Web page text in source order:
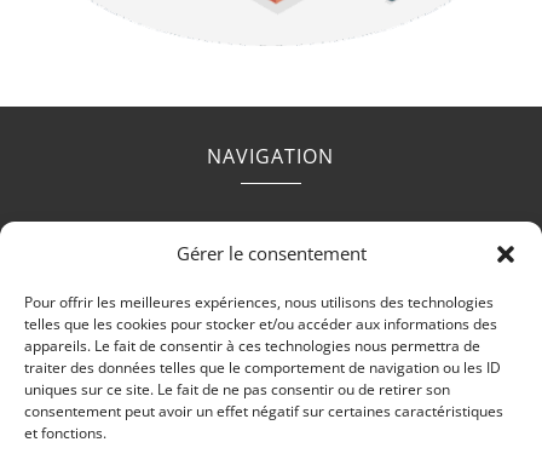
Gérer le consentement
Pour offrir les meilleures expériences, nous utilisons des technologies
telles que les cookies pour stocker et/ou accéder aux informations des
appareils. Le fait de consentir à ces technologies nous permettra de
traiter des données telles que le comportement de navigation ou les ID
uniques sur ce site. Le fait de ne pas consentir ou de retirer son
consentement peut avoir un effet négatif sur certaines caractéristiques
et fonctions.
NAVIGATION
Accueil Contact Mentions légales
Secteurs
Plan du site
RÉALISATION